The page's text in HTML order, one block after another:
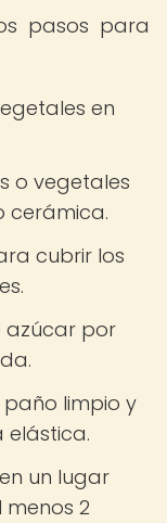
pasos para
en
o vegetales
cerámica.
cubrir los
azúcar por
limpio y
un lugar
2